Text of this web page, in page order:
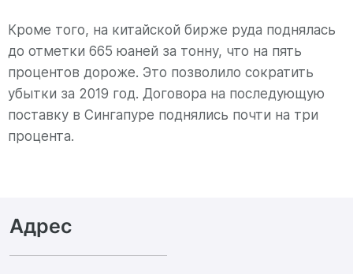
Кроме того, на китайской бирже руда поднялась
до отметки 665 юаней за тонну, что на пять
процентов дороже. Это позволило сократить
убытки за 2019 год. Договора на последующую
поставку в Сингапуре поднялись почти на три
процента.
Адрес